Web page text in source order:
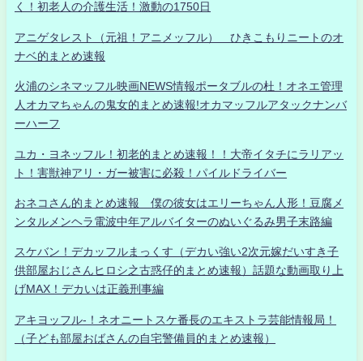
く！初老人の介護生活！激動の1750日
アニゲタレスト（元祖！アニメッフル） ひきこもりニートのオ
ナベ的まとめ速報
火浦のシネマッフル映画NEWS情報ポータブルの杜！オネエ管理
人オカマちゃんの鬼女的まとめ速報!オカマッフルアタックナンバ
ーハーフ
ユカ・ヨネッフル！初老的まとめ速報！！大帝イタチにラリアッ
ト！害獣神アリ・ガー被害に必殺！パイルドライバー
おネコさん的まとめ速報 僕の彼女はエリーちゃん人形！豆腐メ
ンタルメンヘラ電波中年アルバイターのぬいぐるみ男子末路編
スケバン！デカッフルまっくす（デカい強い2次元嫁だいすき子
供部屋おじさんヒロシ之古惑仔的まとめ速報）話題な動画取り上
げMAX！デカいは正義刑事編
アキヨッフル-！ネオニートスケ番長のエキストラ芸能情報局！
（子ども部屋おばさんの自宅警備員的まとめ速報）